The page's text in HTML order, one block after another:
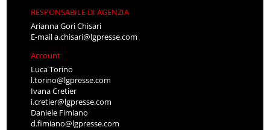
RESPONSABILE DI AGENZIA
Arianna Gori Chisari
E-maila.chisari@lgpresse.com
Account
Luca Torino
l.torino@lgpresse.com
Ivana Cretier
i.cretier@lgpresse.com
Daniele Fimiano
d.fimiano@lgpresse.com